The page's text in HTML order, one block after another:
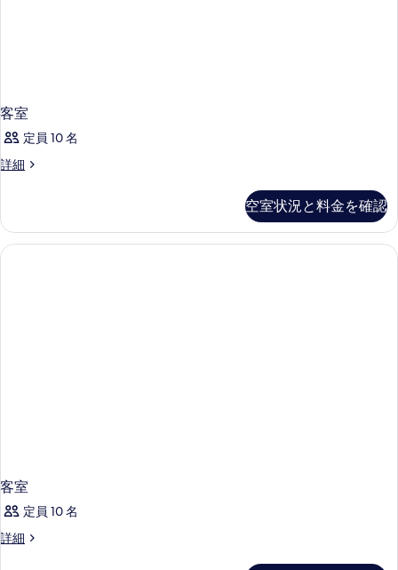
表
示
す
客室
定員 10 名
詳細
客
細
空室状況と料金を確認
客室
定員 10 名
詳細
客